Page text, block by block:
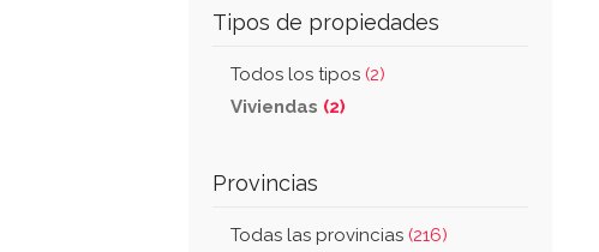
Tipos de propiedades
Todos los tipos (2)
Viviendas (2)
Provincias
Todas las provincias (216)